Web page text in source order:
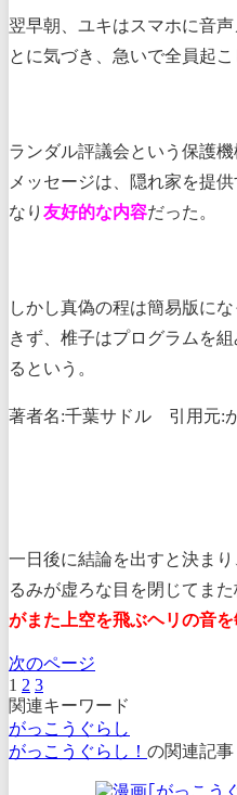
翌早朝、ユキはスマホに音
とに気づき、急いで全員起こ
ランダル評議会という保護
メッセージは、隠れ家を提
なり 友好的な内容だった。
しかし真偽の程は簡易版に
きず、椎子はプログラムを
るという。
著者名:千葉サドル 引用元:
一日後に結論を出すと決ま
るみが虚ろな目を閉じてまた
がまた上空を飛ぶヘリの音
次のページ
1 2 3
関連キーワード
がっこうぐらし
がっこうぐらし！ の関連記事